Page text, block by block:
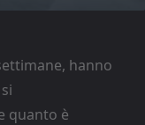
hanno
quanto è